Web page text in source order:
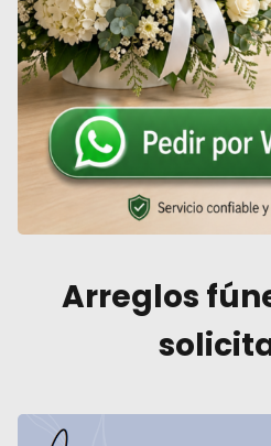
Arreglos